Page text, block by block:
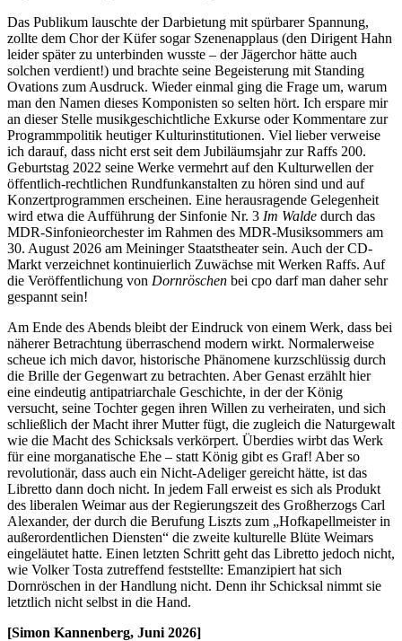
Das Publikum lauschte der Darbietung mit spürbarer Spannung,
zollte dem Chor der Küfer sogar Szenenapplaus (den Dirigent Hahn
leider später zu unterbinden wusste – der Jägerchor hätte auch
solchen verdient!) und brachte seine Begeisterung mit Standing
Ovations zum Ausdruck. Wieder einmal ging die Frage um, warum
man den Namen dieses Komponisten so selten hört. Ich erspare mir
an dieser Stelle musikgeschichtliche Exkurse oder Kommentare zur
Programmpolitik heutiger Kulturinstitutionen. Viel lieber verweise
ich darauf, dass nicht erst seit dem Jubiläumsjahr zur Raffs 200.
Geburtstag 2022 seine Werke vermehrt auf den Kulturwellen der
öffentlich-rechtlichen Rundfunkanstalten zu hören sind und auf
Konzertprogrammen erscheinen. Eine herausragende Gelegenheit
wird etwa die Aufführung der Sinfonie Nr. 3 Im Walde durch das
MDR-Sinfonieorchester im Rahmen des MDR-Musiksommers am
30. August 2026 am Meininger Staatstheater sein. Auch der CD-
Markt verzeichnet kontinuierlich Zuwächse mit Werken Raffs. Auf
die Veröffentlichung von Dornröschen bei cpo darf man daher sehr
gespannt sein!
Am Ende des Abends bleibt der Eindruck von einem Werk, dass bei
näherer Betrachtung überraschend modern wirkt. Normalerweise
scheue ich mich davor, historische Phänomene kurzschlüssig durch
die Brille der Gegenwart zu betrachten. Aber Genast erzählt hier
eine eindeutig antipatriarchale Geschichte, in der der König
versucht, seine Tochter gegen ihren Willen zu verheiraten, und sich
schließlich der Macht ihrer Mutter fügt, die zugleich die Naturgewalt
wie die Macht des Schicksals verkörpert. Überdies wirbt das Werk
für eine morganatische Ehe – statt König gibt es Graf! Aber so
revolutionär, dass auch ein Nicht-Adeliger gereicht hätte, ist das
Libretto dann doch nicht. In jedem Fall erweist es sich als Produkt
des liberalen Weimar aus der Regierungszeit des Großherzogs Carl
Alexander, der durch die Berufung Liszts zum „Hofkapellmeister in
außerordentlichen Diensten“ die zweite kulturelle Blüte Weimars
eingeläutet hatte. Einen letzten Schritt geht das Libretto jedoch nicht,
wie Volker Tosta zutreffend feststellte: Emanzipiert hat sich
Dornröschen in der Handlung nicht. Denn ihr Schicksal nimmt sie
letztlich nicht selbst in die Hand.
[Simon Kannenberg, Juni 2026]